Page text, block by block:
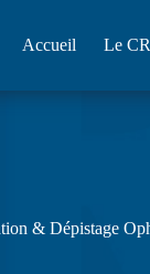
Accueil Le
& Dépistage